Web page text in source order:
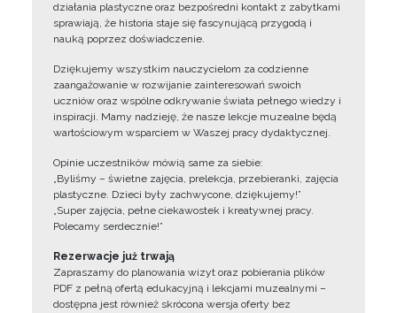
działania plastyczne oraz bezpośredni kontakt z zabytkami
sprawiają, że historia staje się fascynującą przygodą i
nauką poprzez doświadczenie.
Dziękujemy wszystkim nauczycielom za codzienne
zaangażowanie w rozwijanie zainteresowań swoich
uczniów oraz wspólne odkrywanie świata pełnego wiedzy i
inspiracji. Mamy nadzieję, że nasze lekcje muzealne będą
wartościowym wsparciem w Waszej pracy dydaktycznej.
Opinie uczestników mówią same za siebie:
„Byliśmy – świetne zajęcia, prelekcja, przebieranki, zajęcia
plastyczne. Dzieci były zachwycone, dziękujemy!”
„Super zajęcia, pełne ciekawostek i kreatywnej pracy.
Polecamy serdecznie!”
Rezerwacje już trwają
Zapraszamy do planowania wizyt oraz pobierania plików
PDF z pełną ofertą edukacyjną i lekcjami muzealnymi –
dostępna jest również skrócona wersja oferty bez